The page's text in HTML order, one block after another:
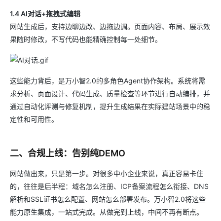
1.4 AI对话+拖拽式编辑
网站生成后，支持边聊边改、边拖边调。页面内容、布局、展示效
果随时修改，不写代码也能精确控制每一处细节。
这些能力背后，是万小智2.0的多角色Agent协作架构。系统将需
求分析、页面设计、代码生成、质量检查等环节进行自动编排，并
通过自动化评测与修复机制，提升生成结果在实际建站场景中的稳
定性和可用性。
二、合规上线：告别纯DEMO
网站做出来，只是第一步。对很多中小企业来说，真正容易卡住
的，往往是后半程：域名怎么注册、ICP备案流程怎么衔接、DNS
解析和SSL证书怎么配置、网站怎么部署发布。万小智2.0将这些
能力原生集成，一站式完成。从做完到上线，中间不再有断点。